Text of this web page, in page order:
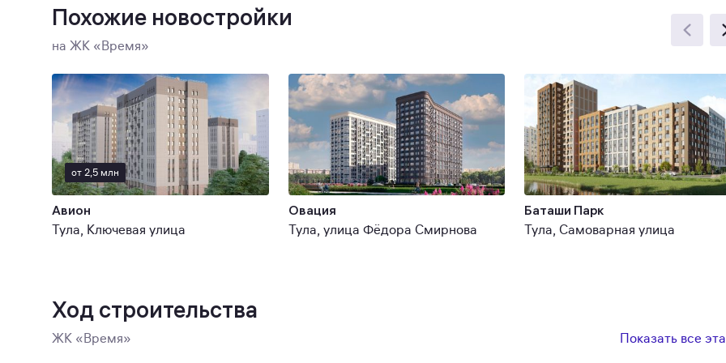
Похожие новостройки
на ЖК «Время»
от 2,5 млн
Авион
Тула, Ключевая улица
Овация
Тула, улица Фёдора Смирнова
Баташи Парк
Тула, Самоварная улица
Ход строительства
ЖК «Время» Показать все